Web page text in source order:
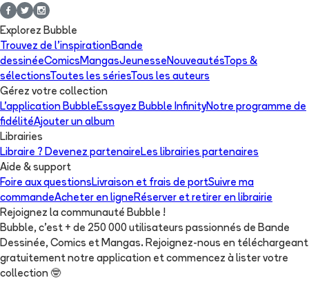
Explorez Bubble
Trouvez de l'inspirationBande
dessinéeComics MangasJeunesse NouveautésTops &
sélectionsToutes les sériesTous les auteurs
Gérez votre collection
L'application Bubble Essayez Bubble InfinityNotre programme de
fidélitéAjouter un album
Librairies
Libraire ? Devenez partenaire Les librairies partenaires
Aide & support
Foire aux questions Livraison et frais de portSuivre ma
commandeAcheter en ligne Réserver et retirer en librairie
Rejoignez la communauté Bubble !
Bubble, c'est + de 250 000 utilisateurs passionnés de Bande
Dessinée, Comics et Mangas. Rejoignez-nous en téléchargeant
gratuitement notre application et commencez à lister votre
collection 🤓